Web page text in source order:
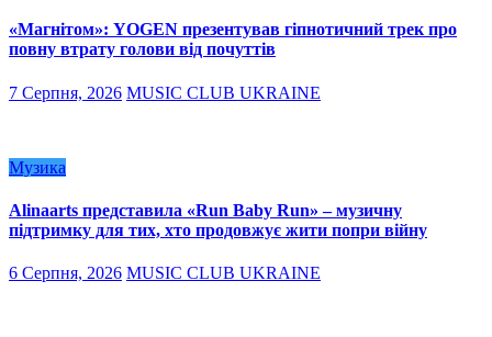
«Магнітом»: YOGEN презентував гіпнотичний трек про
повну втрату голови від почуттів
7 Серпня, 2026 MUSIC CLUB UKRAINE
Музика
Alinaarts представила «Run Baby Run» – музичну
підтримку для тих, хто продовжує жити попри війну
6 Серпня, 2026 MUSIC CLUB UKRAINE